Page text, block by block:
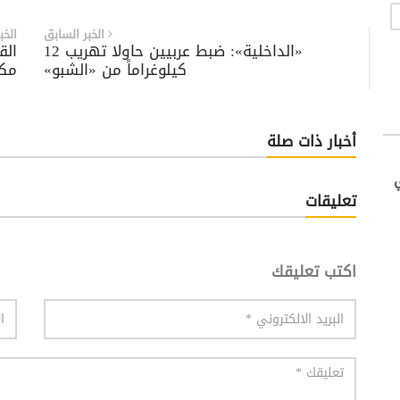
الخبر السابق
«الداخلية»: ضبط عربيين حاولا تهريب 12
كيلوغراماً من «الشبو»
أخبار ذات صلة
تعليقات
اكتب تعليقك